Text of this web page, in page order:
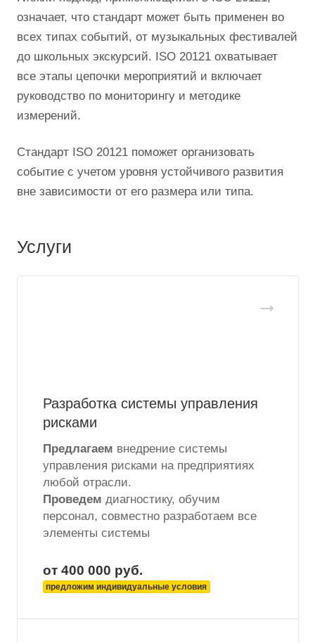
означает, что стандарт может быть применен во
всех типах событий, от музыкальных фестивалей
до школьных экскурсий. ISO 20121 охватывает
все этапы цепочки мероприятий и включает
руководство по мониторингу и методике
измерений.
Стандарт ISO 20121 поможет организовать
событие с учетом уровня устойчивого развития
вне зависимости от его размера или типа.
Услуги
Разработка системы управления
рисками
Предлагаем внедрение системы
управления рисками на предприятиях
любой отрасли.
Проведем диагностику, обучим
персонал, совместно разработаем все
элементы системы
от 400 000 руб.
предложим индивидуальные условия